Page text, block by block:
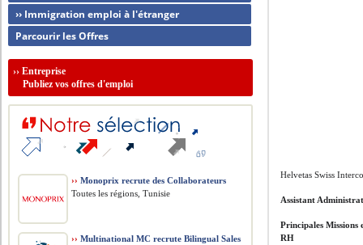
Helvetas Swiss
Assistant
Principales Missions
RH
›› Immigration emploi à l'étranger
Parcourir les Offres
››Entreprise
Publiez vos offres d'emploi
›› Monoprix recrute des Collaborateurs
Toutes les régions, Tunisie
›› Multinational MC recrute Bilingual Sales